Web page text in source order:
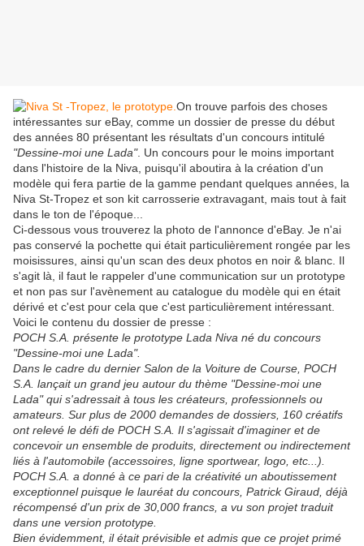
On trouve parfois des choses
intéressantes sur eBay, comme un dossier de presse du début
des années 80 présentant les résultats d'un concours intitulé
"Dessine-moi une Lada". Un concours pour le moins important
dans l'histoire de la Niva, puisqu'il aboutira à la création d'un
modèle qui fera partie de la gamme pendant quelques années, la
Niva St-Tropez et son kit carrosserie extravagant, mais tout à fait
dans le ton de l'époque...
Ci-dessous vous trouverez la photo de l'annonce d'eBay. Je n'ai
pas conservé la pochette qui était particulièrement rongée par les
moisissures, ainsi qu'un scan des deux photos en noir & blanc. Il
s'agit là, il faut le rappeler d'une communication sur un prototype
et non pas sur l'avènement au catalogue du modèle qui en était
dérivé et c'est pour cela que c'est particulièrement intéressant.
Voici le contenu du dossier de presse :
POCH S.A. présente le prototype Lada Niva né du concours
"Dessine-moi une Lada".
Dans le cadre du dernier Salon de la Voiture de Course, POCH
S.A. lançait un grand jeu autour du thème "Dessine-moi une
Lada" qui s'adressait à tous les créateurs, professionnels ou
amateurs. Sur plus de 2000 demandes de dossiers, 160 créatifs
ont relevé le défi de POCH S.A. Il s'agissait d'imaginer et de
concevoir un ensemble de produits, directement ou indirectement
liés à l'automobile (accessoires, ligne sportwear, logo, etc...).
POCH S.A. a donné à ce pari de la créativité un aboutissement
exceptionnel puisque le lauréat du concours, Patrick Giraud, déjà
récompensé d'un prix de 30,000 francs, a vu son projet traduit
dans une version prototype.
Bien évidemment, il était prévisible et admis que ce projet primé